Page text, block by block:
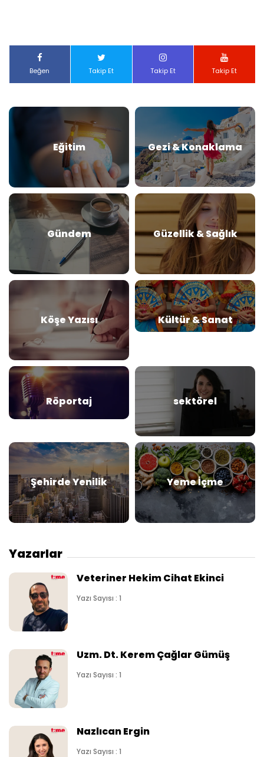
Beğen Takip Et Takip Et Takip Et
Eğitim Gezi & Konaklama
Gündem Güzellik & Sağlık
Köşe Yazısı Kültür & Sanat
Röportaj sektörel
Şehirde Yenilik Yeme İçme
Yazarlar
Veteriner Hekim Cihat Ekinci
Yazı Sayısı : 1
Uzm. Dt. Kerem Çağlar Gümüş
Yazı Sayısı : 1
Nazlıcan Ergin
Yazı Sayısı : 1